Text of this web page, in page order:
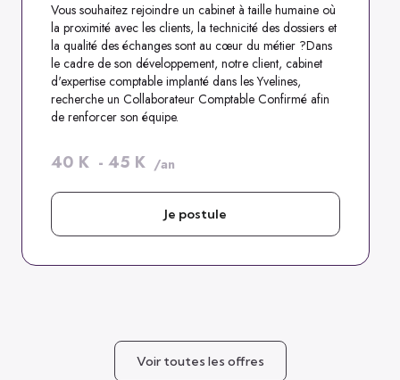
Vous souhaitez rejoindre un cabinet à taille humaine où
la proximité avec les clients, la technicité des dossiers et
la qualité des échanges sont au cœur du métier ?Dans
le cadre de son développement, notre client, cabinet
d'expertise comptable implanté dans les Yvelines,
recherche un Collaborateur Comptable Confirmé afin
de renforcer son équipe.
40 K - 45 K /an
Je postule
Voir toutes les offres